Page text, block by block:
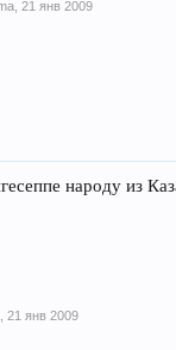
21 янв 2009
народу из
21 янв 2009